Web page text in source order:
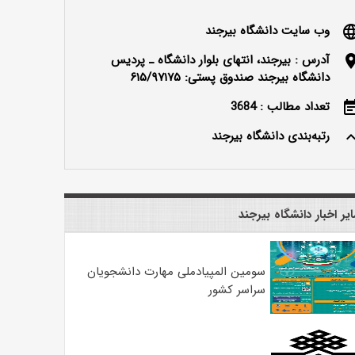
وب سایت دانشگاه بیرجند
آدرس : بیرجند، انتهای بلوار دانشگاه ـ پردیس
دانشگاه بیرجند صندوق پستی: ۶۱۵/۹۷۱۷۵
تعداد مطالب : 3684
keyboard_arrow_up
رتبه‌بندی دانشگاه بیرجند
اخبار دانشگاه بیرجند
سومین المپیادملی مهارت دانشجویان
سراسر کشور